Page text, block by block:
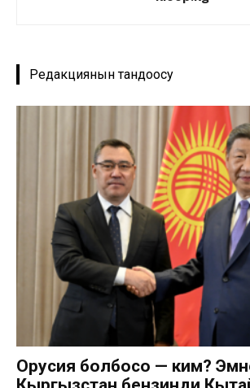
Редакциянын тандоосу
Орусия болбосо — ким?